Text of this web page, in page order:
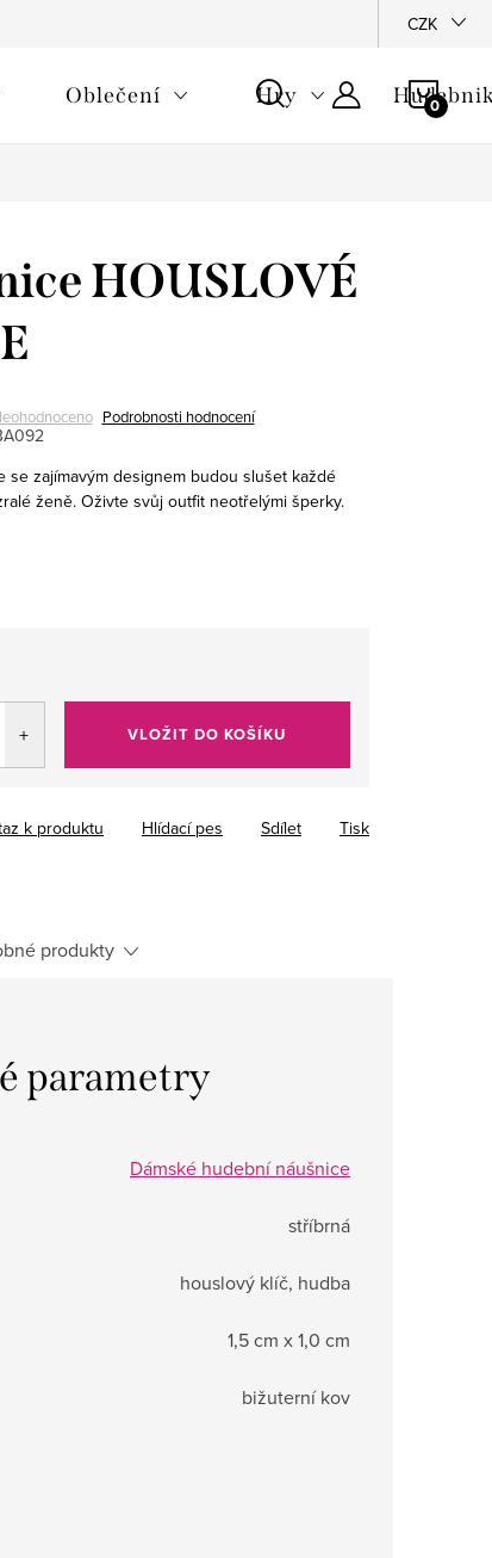
CZK
Oblečení Hry
HOUSLOVÉ
Podrobnosti hodnocení
se zajímavým designem budou slušet každé
ženě. Oživte svůj outfit neotřelými šperky.
VLOŽIT DO KOŠÍKU
Tisk
k produktu Hlídací pes Sdílet
produkty
parametry
Dámské hudební náušnice
stříbrná
houslový klíč, hudba
1,5 cm x 1,0 cm
bižuterní kov